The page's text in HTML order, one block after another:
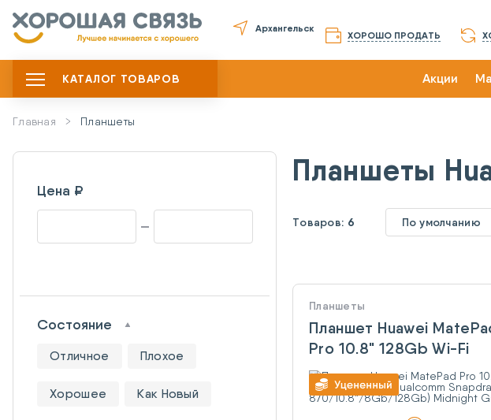
Архангельск
ХОРОШО ПРОДАТЬ
КАТАЛОГ ТОВАРОВ Акции
Главная Планшеты
Цена ₽
Состояние
Отличное Плохое
Хорошее Как Новый
Планшеты
Товаров: 6 По умолчанию
Планшеты
Планшет Huawei
Pro 10.8" 128Gb Wi-Fi
(Qualcomm Snapdragon
870/10.8"/8Gb/128Gb)